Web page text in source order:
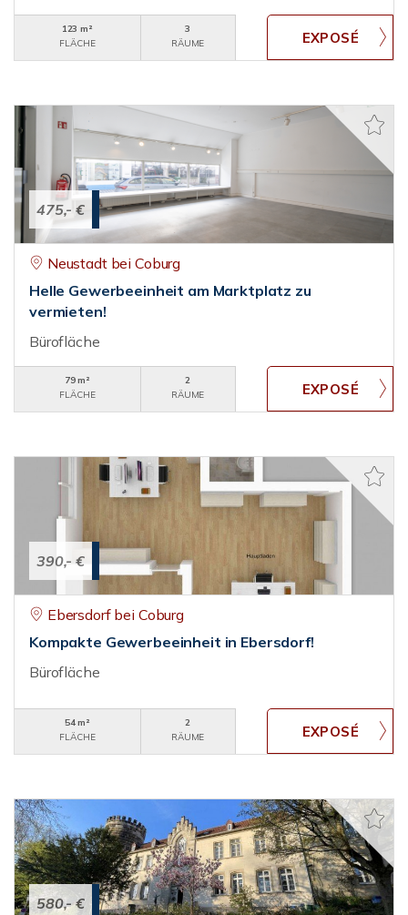
123 m²
FLÄCHE
3
RÄUME
475,- €
Neustadt bei Coburg
Helle Gewerbeeinheit am Marktplatz zu
vermieten!
Bürofläche
79 m²
FLÄCHE
2
RÄUME
390,- €
Ebersdorf bei Coburg
Kompakte Gewerbeeinheit in Ebersdorf!
Bürofläche
54 m²
FLÄCHE
2
RÄUME
580,- €